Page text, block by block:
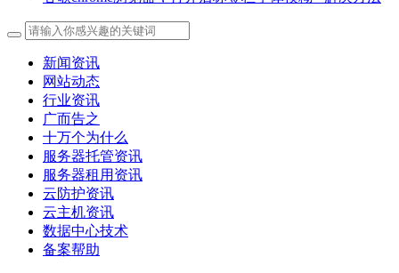
新闻资讯
网站动态
行业资讯
广而告之
十万个为什么
服务器托管资讯
服务器租用资讯
云防护资讯
云主机资讯
数据中心技术
备案帮助